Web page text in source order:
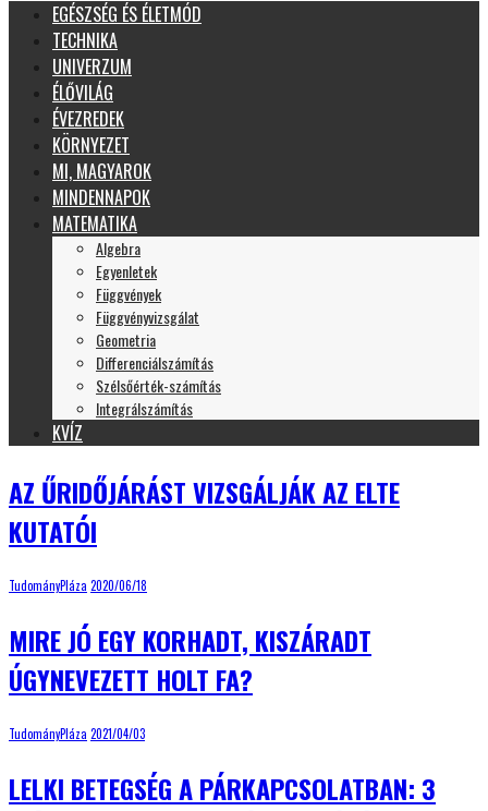
EGÉSZSÉG ÉS ÉLETMÓD
TECHNIKA
UNIVERZUM
ÉLŐVILÁG
ÉVEZREDEK
KÖRNYEZET
MI, MAGYAROK
MINDENNAPOK
MATEMATIKA
Algebra
Egyenletek
Függvények
Függvényvizsgálat
Geometria
Differenciálszámítás
Szélsőérték-számítás
Integrálszámítás
KVÍZ
AZ ŰRIDŐJÁRÁST VIZSGÁLJÁK AZ ELTE
KUTATÓI
TudományPláza 2020/06/18
MIRE JÓ EGY KORHADT, KISZÁRADT
ÚGYNEVEZETT HOLT FA?
TudományPláza 2021/04/03
LELKI BETEGSÉG A PÁRKAPCSOLATBAN: 3